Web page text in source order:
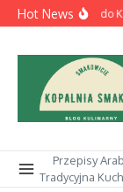
Przejdź do treści
Hot NewsZ Łodzi do
Przepisy
Tradycyjna